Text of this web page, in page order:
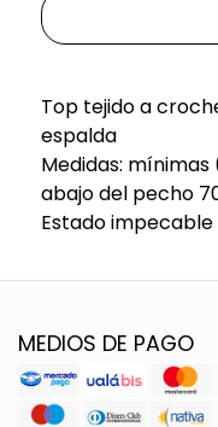
Top tejido a
espalda
Medidas:
abajo del pecho
Estado impecable
MEDIOS DE PAGO